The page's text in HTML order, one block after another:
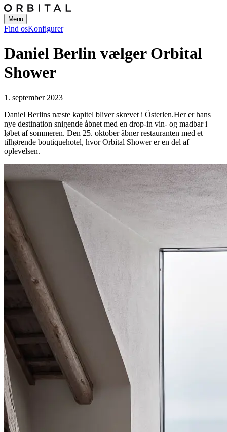
Menu
Find osKonfigurer
Daniel Berlin vælger Orbital
Shower
1. september 2023
Daniel Berlins næste kapitel bliver skrevet i Österlen.Her er hans
nye destination snigende åbnet med en drop-in vin- og madbar i
løbet af sommeren. Den 25. oktober åbner restauranten med et
tilhørende boutiquehotel, hvor Orbital Shower er en del af
oplevelsen.